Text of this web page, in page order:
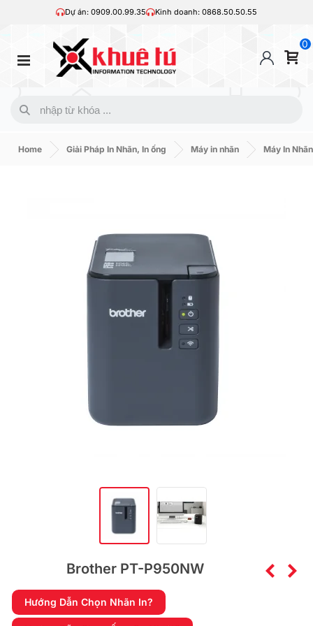
Dự án: 0909.00.99.35 Kinh doanh: 0868.50.50.55
0
Home Giải Pháp In Nhãn, In ống Máy in nhãn Máy In
Brother PT-P950NW
Hướng Dẫn Chọn Nhãn In?